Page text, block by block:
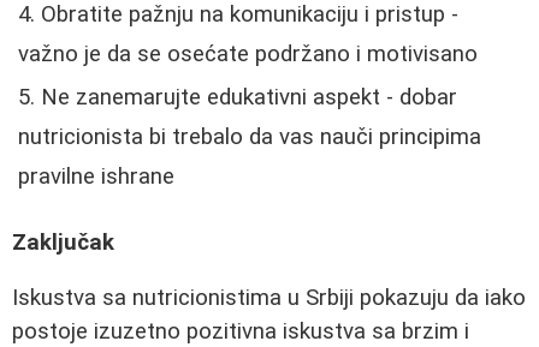
Obratite pažnju na komunikaciju i pristup -
važno je da se osećate podržano i motivisano
Ne zanemarujte edukativni aspekt - dobar
nutricionista bi trebalo da vas nauči principima
pravilne ishrane
Zaključak
Iskustva sa nutricionistima u Srbiji pokazuju da iako
postoje izuzetno pozitivna iskustva sa brzim i